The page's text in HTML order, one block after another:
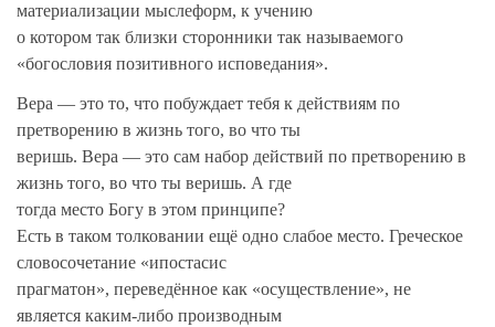
материализации мыслеформ, к учению
о котором так близки сторонники так называемого
«богословия позитивного исповедания».
Вера — это то, что побуждает тебя к действиям по
претворению в жизнь того, во что ты
веришь. Вера — это сам набор действий по претворению в
жизнь того, во что ты веришь. А где
тогда место Богу в этом принципе?
Есть в таком толковании ещё одно слабое место. Греческое
словосочетание «ипостасис
прагматон», переведённое как «осуществление», не
является каким-либо производным